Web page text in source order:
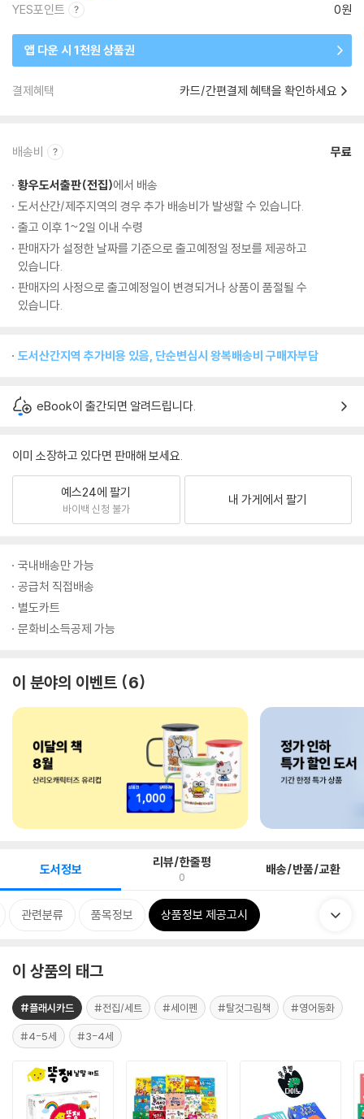
YES포인트 0원
앱 다운 시 1천원 상품권
결제혜택 카드/간편결제 혜택을 확인하세요
배송비 무료
황우도서출판(전집)에서 배송
도서산간/제주지역의 경우 추가 배송비가 발생할 수 있습니다.
출고 이후 1~2일 이내 수령
판매자가 설정한 날짜를 기준으로 출고예정일 정보를 제공하고
있습니다.
판매자의 사정으로 출고예정일이 변경되거나 상품이 품절될 수
있습니다.
도서산간지역 추가비용 있음, 단순변심시 왕복배송비 구매자부담
eBook이 출간되면 알려드립니다.
이미 소장하고 있다면 판매해 보세요.
예스24에 팔기
바이백 신청 불가
내 가게에서 팔기
국내배송만 가능
공급처 직접배송
별도카트
문화비소득공제 가능
이 분야의 이벤트 6
도서정보 리뷰/한줄평
0 배송/반품/교환
관련분류 품목정보 상품정보 제공고시
이 상품의 태그
#플래시카드 #전집/세트 #세이펜 #탈것그림책 #영어동화
#4-5세 #3-4세